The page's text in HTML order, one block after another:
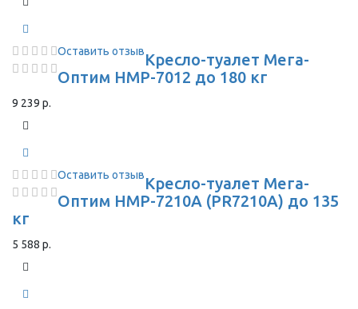
Оставить отзывКресло-туалет Мега-
Оптим HMP-7012 до 180 кг
9 239 р.
Оставить отзывКресло-туалет Мега-
Оптим HMP-7210A (PR7210A) до 135
кг
5 588 р.